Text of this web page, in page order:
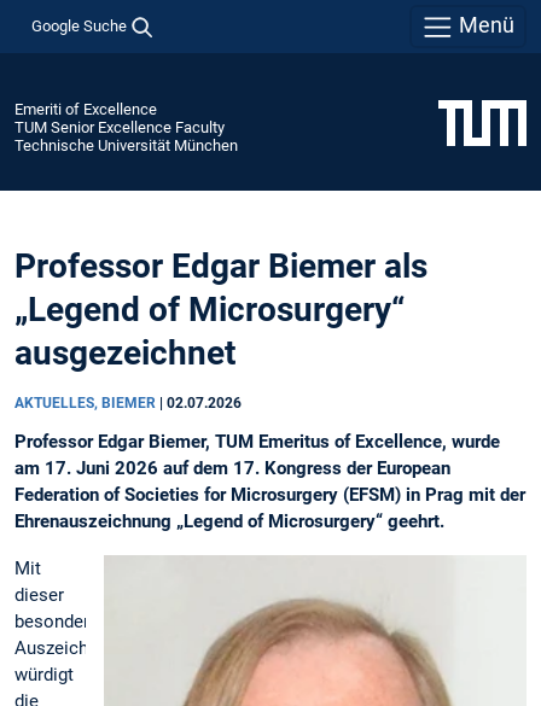
Google Suche Menü
Emeriti of Excellence
TUM Senior Excellence Faculty
Technische Universität München
Professor Edgar Biemer als
„Legend of Microsurgery“
ausgezeichnet
AKTUELLES, BIEMER 02.07.2026
Professor Edgar Biemer, TUM Emeritus of Excellence, wurde
am 17. Juni 2026 auf dem 17. Kongress der European
Federation of Societies for Microsurgery (EFSM) in Prag mit der
Ehrenauszeichnung „Legend of Microsurgery“ geehrt.
Mit
dieser
besonderen
Auszeichnung
würdigt